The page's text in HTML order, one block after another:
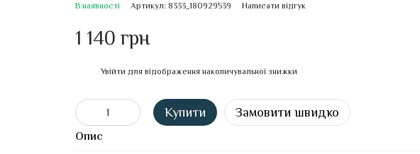
В наявності Артикул: 8333_180929539 Написати відгук
1 140 грн
Увійти для відображення накопичувальної знижки
Купити Замовити швидко
Опис